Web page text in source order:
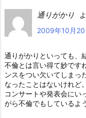
通りがかり
2009年10月
通りがかりといっても、
不倫とは言い得て妙です
ンスをつい欠いてしまっ
なったことはないけれど
コンサートや発表会にい
がら不倫でもしているよ